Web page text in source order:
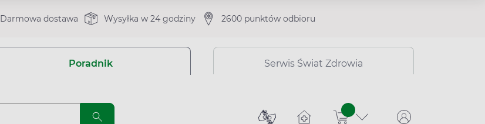
Darmowa dostawa Wysyłka w 24 godziny 2600 punktów odbioru
Poradnik Serwis Świat Zdrowia
sztuk